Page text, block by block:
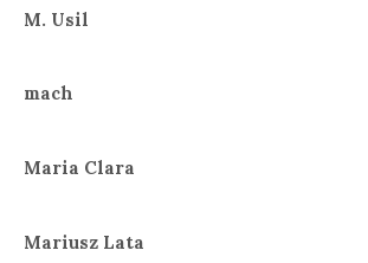
M. Usil
mach
Maria Clara
Mariusz Lata